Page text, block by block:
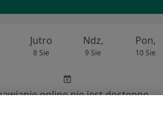
Jutro
8 Sie
Ndz,
9 Sie
Pon,
10 Sie
online nie jest dostępne